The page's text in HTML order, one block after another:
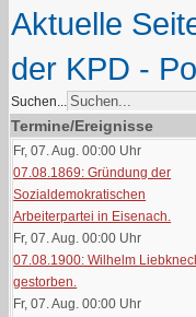
Aktuelle
der KPD -
Suchen...
Termine/Ereignisse
Fr, 07. Aug. 00:00 Uhr
07.08.1869: Gründung der
Sozialdemokratischen
Arbeiterpartei in Eisenach.
Fr, 07. Aug. 00:00 Uhr
07.08.1900: Wilhelm
gestorben.
Fr, 07. Aug. 00:00 Uhr